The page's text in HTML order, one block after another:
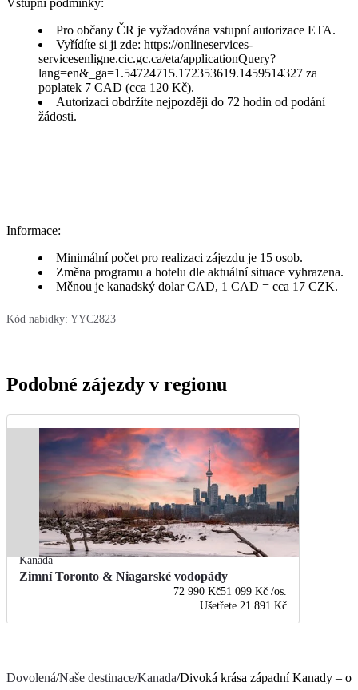
Vstupní podmínky:
Pro občany ČR je vyžadována vstupní autorizace ETA.
Vyřídíte si ji zde: https://onlineservices-
servicesenligne.cic.gc.ca/eta/applicationQuery?
lang=en&_ga=1.54724715.172353619.1459514327 za
poplatek 7 CAD (cca 120 Kč).
Autorizaci obdržíte nejpozději do 72 hodin od podání
žádosti.
Informace:
Minimální počet pro realizaci zájezdu je 15 osob.
Změna programu a hotelu dle aktuální situace vyhrazena.
Měnou je kanadský dolar CAD, 1 CAD = cca 17 CZK.
Kód nabídky: YYC2823
Podobné zájezdy v regionu
Kanada
Zimní Toronto & Niagarské vodopády
72 990 Kč51 099 Kč /os.
Ušetřete 21 891 Kč
Dovolená/Naše destinace/Kanada/Divoká krása západní Kanady –